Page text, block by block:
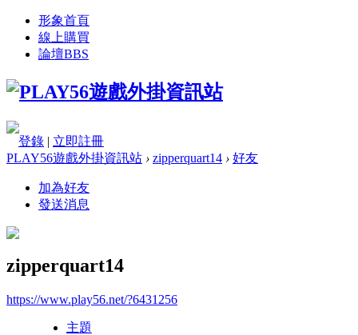
形象首頁
線上購買
論壇BBS
登錄 | 立即註冊
PLAY56遊戲外掛資訊站 › zipperquart14 › 好友
加為好友
發送消息
zipperquart14
https://www.play56.net/?6431256
主題